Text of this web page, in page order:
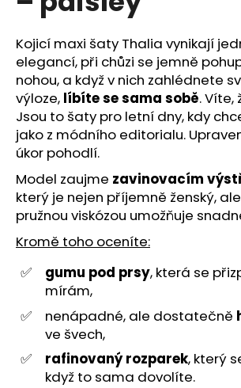
z
hvězdiček.
Kojicí maxi šaty Thalia vynikají
elegancí, při chůzi se jemně
nohou, a když v nich zahlédnete
výloze, líbíte se sama sobě. Víte,
Jsou to šaty pro letní dny, kdy
jako z módního editorialu.
úkor pohodlí.
Model zaujme zavinovacím
který je nejen příjemně ženský,
pružnou viskózou umožňuje
Kromě toho oceníte:
gumu pod prsy, která se
mírám,
nenápadné, ale dostatečně
ve švech,
rafinovaný rozparek, který
když to sama dovolíte.
j
e
m
e